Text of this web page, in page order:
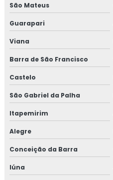
São Mateus
Guarapari
Viana
Barra de São Francisco
Castelo
São Gabriel da Palha
Itapemirim
Alegre
Conceição da Barra
Iúna